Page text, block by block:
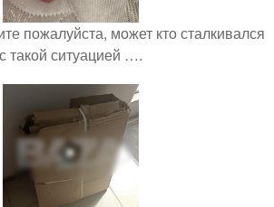
пожалуйста, может кто сталкивался
с такой ситуацией ….